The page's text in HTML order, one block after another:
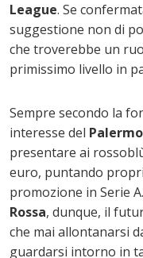
League. Se
suggestione non di
che troverebbe un
primissimo livello in
Sempre secondo la
interesse del Palermo
presentare ai
euro, puntando
promozione in Serie
Rossa, dunque, il
che mai allontanarsi
guardarsi intorno in